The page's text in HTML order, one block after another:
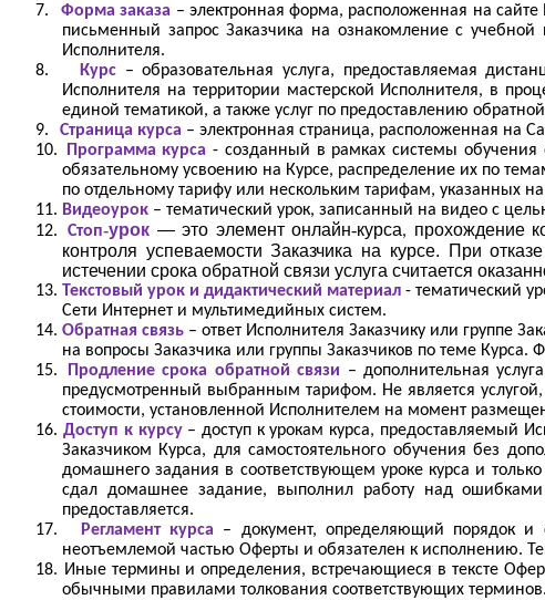
7. Форма заказа – электронная форма, расположенная на
письменный запрос Заказчика на ознакомление с
Исполнителя.
8.
Курс – образовательная услуга, предоставляемая
Исполнителя на территории мастерской Исполнителя, в
единой тематикой, а также услуг по предоставлению
9.
Страница курса – электронная страница, расположенная на
10.
Программа курса - созданный в рамках системы
обязательному усвоению на Курсе, распределение их по
по отдельному тарифу или нескольким тарифам, указанных
11. Видеоурок – тематический урок, записанный на видео с
12.
Стоп‑урок — это элемент онлайн‑курса, прохождение
контроля успеваемости Заказчика на курсе. При
истечении срока обратной связи услуга считается
13. Текстовый урок и дидактический материал - тематический
Сети Интернет и мультимедийных систем.
14. Обратная связь – ответ Исполнителя Заказчику или группе
на вопросы Заказчика или группы Заказчиков по теме
15.
Продление срока обратной связи – дополнительная
предусмотренный выбранным тарифом. Не является
стоимости, установленной Исполнителем на момент
16. Доступ к курсу – доступ к урокам курса, предоставляемый
Заказчиком Курса, для самостоятельного обучения без
домашнего задания в соответствующем уроке курса и
сдал домашнее задание, выполнил работу над
предоставляется.
17.
Регламент курса – документ, определяющий порядок и
неотъемлемой частью Оферты и обязателен к исполнению.
18. Иные термины и определения, встречающиеся в тексте
обычными правилами толкования соответствующих терминов.